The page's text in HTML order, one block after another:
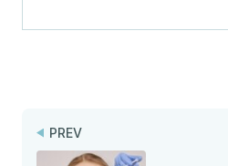
PREV